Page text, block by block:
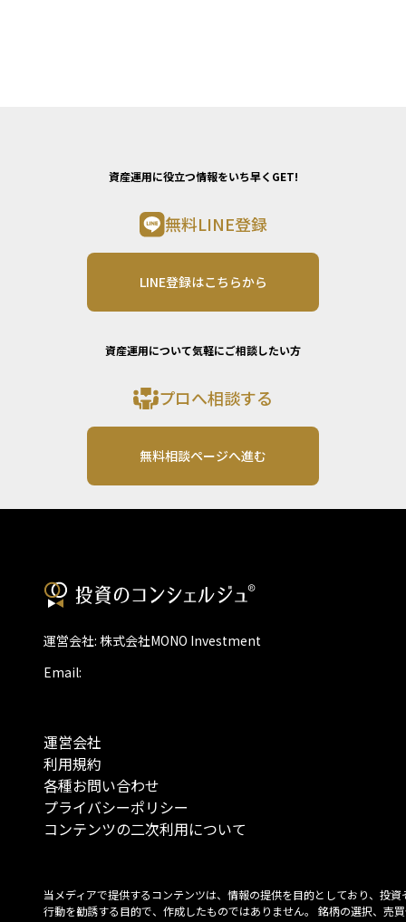
資産運用に役立つ情報をいち早くGET!
無料LINE登録
LINE登録はこちらから
資産運用について気軽にご相談したい方
プロへ相談する
無料相談ページへ進む
運営会社: 株式会社MONO Investment
Email:
運営会社
利用規約
各種お問い合わせ
プライバシーポリシー
コンテンツの二次利用について
当メディアで提供するコンテンツは、情報の提供を目的としており、投資
行動を勧誘する目的で、作成したものではありません。 銘柄の選択、売